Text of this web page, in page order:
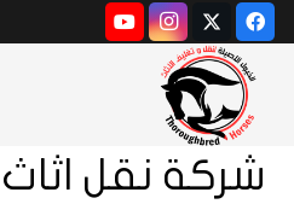
شركة نقل